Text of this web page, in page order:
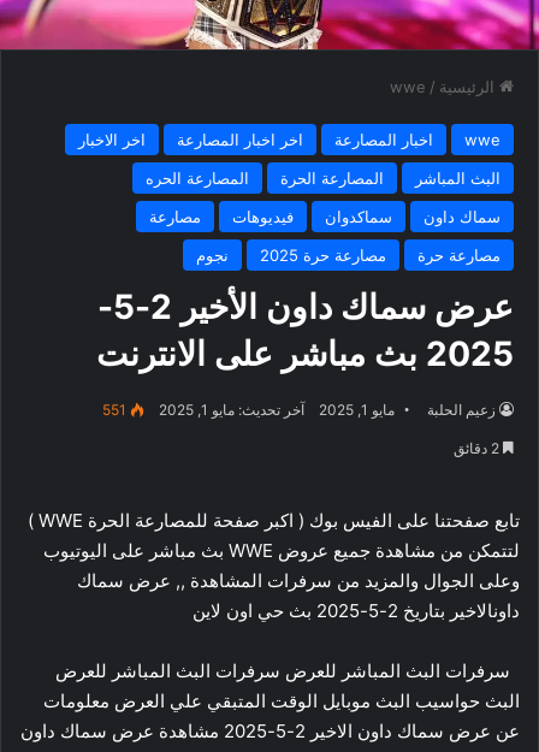
الرئيسية /
wwe
wwe اخبار المصارعة اخر اخبار المصارعة
اخر الاخبار
البث المباشر
المصارعة الحرة
المصارعة الحره
سماك داون
سماكدوان فيديوهات
مصارعة
مصارعة حرة
مصارعة حرة 2025 نجوم
عرض سماك داون الأخير 2-5-
2025 بث مباشر على الانترنت
زعيم الحلبة مايو 1, 2025 آخر تحديث: مايو 1, 2025 551
تابع صفحتنا على الفيس بوك ( اكبر صفحة للمصارعة الحرة WWE )
لتتمكن من مشاهدة جميع عروض WWE بث مباشر على اليوتيوب
وعلى الجوال والمزيد من سرفرات المشاهدة ,, عرض سماك
داونالاخير بتاريخ 2-5-2025 بث حي اون لاين
سرفرات البث المباشر للعرض سرفرات البث المباشر للعرض
البث حواسيب البث موبايل الوقت المتبقي علي العرض معلومات
عن عرض سماك داون الاخير 2-5-2025 مشاهدة عرض سماك داون